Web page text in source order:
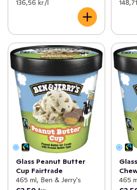
1978 öppnade Ben & Jerry sin
ombyggd bensinstation i
början på ett äventyr som är lika
glassen är utsökt. Sedan dess har
glassälskare över hela världen
deras glassuniversum med
namn som kan vara svåra att uttala.
136,56 kr /l
Glass Peanut Butter
Cup Fairtrade
465 ml, Ben & Jerry's
465